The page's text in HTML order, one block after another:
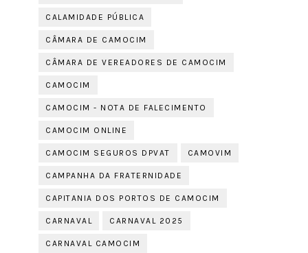
CALAMIDADE PÚBLICA
CÂMARA DE CAMOCIM
CÂMARA DE VEREADORES DE CAMOCIM
CAMOCIM
CAMOCIM - NOTA DE FALECIMENTO
CAMOCIM ONLINE
CAMOCIM SEGUROS DPVAT CAMOVIM
CAMPANHA DA FRATERNIDADE
CAPITANIA DOS PORTOS DE CAMOCIM
CARNAVAL CARNAVAL 2025
CARNAVAL CAMOCIM